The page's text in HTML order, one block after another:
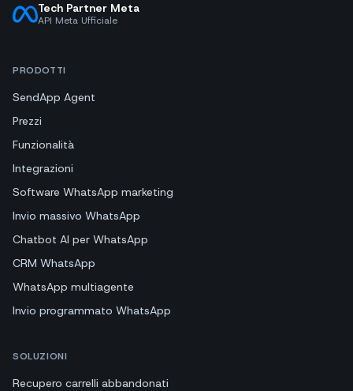
Tech Partner Meta
API Meta Ufficiale
PRODOTTI
SendApp Agent
Prezzi
Funzionalità
Integrazioni
Software WhatsApp marketing
Invio massivo WhatsApp
Chatbot AI per WhatsApp
CRM WhatsApp
WhatsApp multiagente
Invio programmato WhatsApp
SOLUZIONI
Recupero carrelli abbandonati